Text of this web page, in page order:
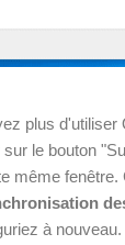
plus d'utiliser
le bouton
même fenêtre.
à